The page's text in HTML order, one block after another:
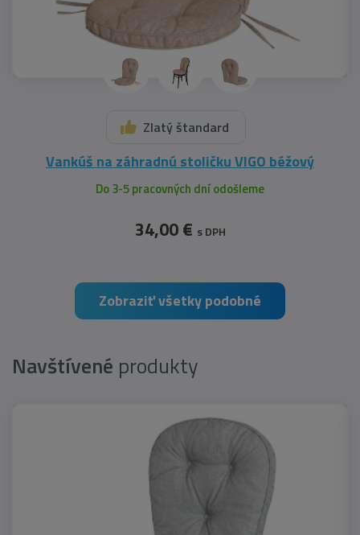
Zlatý štandard
Vankúš na záhradnú stoličku VIGO béžový
Do 3-5 pracovných dní odošleme
34,00 € s DPH
Zobraziť všetky podobné
Navštívené produkty